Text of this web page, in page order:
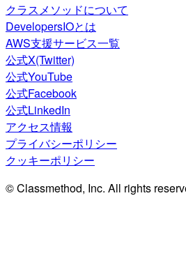
クラスメソッドについて
DevelopersIOとは
AWS支援サービス一覧
公式X(Twitter)
公式YouTube
公式Facebook
公式LinkedIn
アクセス情報
プライバシーポリシー
クッキーポリシー
© Classmethod, Inc. All rights